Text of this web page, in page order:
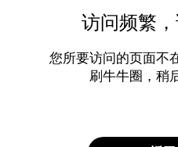
访问频繁
您所要访问的页面不
刷牛牛圈，稍